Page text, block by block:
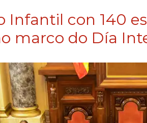
Infantil con 140
marco do Día